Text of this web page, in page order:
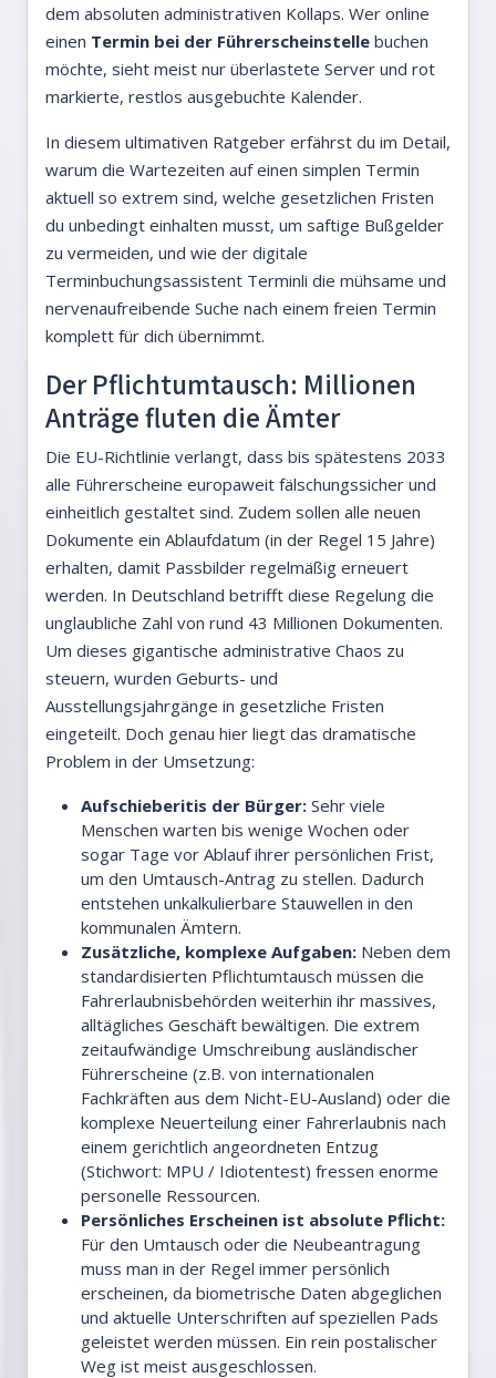
dem absoluten administrativen Kollaps. Wer online
einen Termin bei der Führerscheinstelle buchen
möchte, sieht meist nur überlastete Server und rot
markierte, restlos ausgebuchte Kalender.
In diesem ultimativen Ratgeber erfährst du im Detail,
warum die Wartezeiten auf einen simplen Termin
aktuell so extrem sind, welche gesetzlichen Fristen
du unbedingt einhalten musst, um saftige Bußgelder
zu vermeiden, und wie der digitale
Terminbuchungsassistent Terminli die mühsame und
nervenaufreibende Suche nach einem freien Termin
komplett für dich übernimmt.
Der Pflichtumtausch: Millionen
Anträge fluten die Ämter
Die EU-Richtlinie verlangt, dass bis spätestens 2033
alle Führerscheine europaweit fälschungssicher und
einheitlich gestaltet sind. Zudem sollen alle neuen
Dokumente ein Ablaufdatum (in der Regel 15 Jahre)
erhalten, damit Passbilder regelmäßig erneuert
werden. In Deutschland betrifft diese Regelung die
unglaubliche Zahl von rund 43 Millionen Dokumenten.
Um dieses gigantische administrative Chaos zu
steuern, wurden Geburts- und
Ausstellungsjahrgänge in gesetzliche Fristen
eingeteilt. Doch genau hier liegt das dramatische
Problem in der Umsetzung:
Aufschieberitis der Bürger: Sehr viele
Menschen warten bis wenige Wochen oder
sogar Tage vor Ablauf ihrer persönlichen Frist,
um den Umtausch-Antrag zu stellen. Dadurch
entstehen unkalkulierbare Stauwellen in den
kommunalen Ämtern.
Zusätzliche, komplexe Aufgaben: Neben dem
standardisierten Pflichtumtausch müssen die
Fahrerlaubnisbehörden weiterhin ihr massives,
alltägliches Geschäft bewältigen. Die extrem
zeitaufwändige Umschreibung ausländischer
Führerscheine (z.B. von internationalen
Fachkräften aus dem Nicht-EU-Ausland) oder die
komplexe Neuerteilung einer Fahrerlaubnis nach
einem gerichtlich angeordneten Entzug
(Stichwort: MPU / Idiotentest) fressen enorme
personelle Ressourcen.
Persönliches Erscheinen ist absolute Pflicht:
Für den Umtausch oder die Neubeantragung
muss man in der Regel immer persönlich
erscheinen, da biometrische Daten abgeglichen
und aktuelle Unterschriften auf speziellen Pads
geleistet werden müssen. Ein rein postalischer
Weg ist meist ausgeschlossen.